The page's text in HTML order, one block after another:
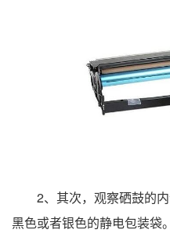
2、其次，观察硒鼓的内
黑色或者银色的静电包装袋